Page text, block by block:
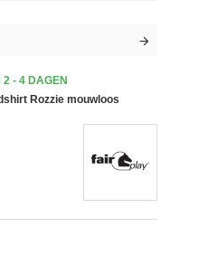
2 - 4 DAGEN
Rozzie mouwloos